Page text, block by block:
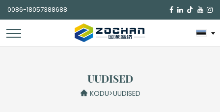
0086-18057388688 
UUDISED
KODU>UUDISED